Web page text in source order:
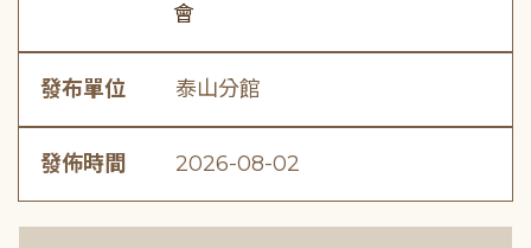
會
發布單位 泰山分館
發佈時間 2026-08-02